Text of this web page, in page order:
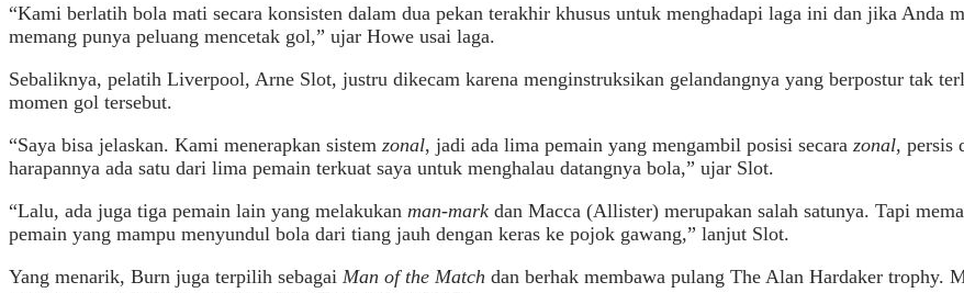
“Kami berlatih bola mati secara konsisten dalam dua pekan terakhir khusus untuk menghadapi laga ini dan jika Anda
memang punya peluang mencetak gol,” ujar Howe usai laga.
Sebaliknya, pelatih Liverpool, Arne Slot, justru dikecam karena menginstruksikan gelandangnya yang berpostur tak
momen gol tersebut.
“Saya bisa jelaskan. Kami menerapkan sistem zonal, jadi ada lima pemain yang mengambil posisi secara zonal, persis
harapannya ada satu dari lima pemain terkuat saya untuk menghalau datangnya bola,” ujar Slot.
“Lalu, ada juga tiga pemain lain yang melakukan man-mark dan Macca (Allister) merupakan salah satunya. Tapi
pemain yang mampu menyundul bola dari tiang jauh dengan keras ke pojok gawang,” lanjut Slot.
Yang menarik, Burn juga terpilih sebagai Man of the Match dan berhak membawa pulang The Alan Hardaker trophy.